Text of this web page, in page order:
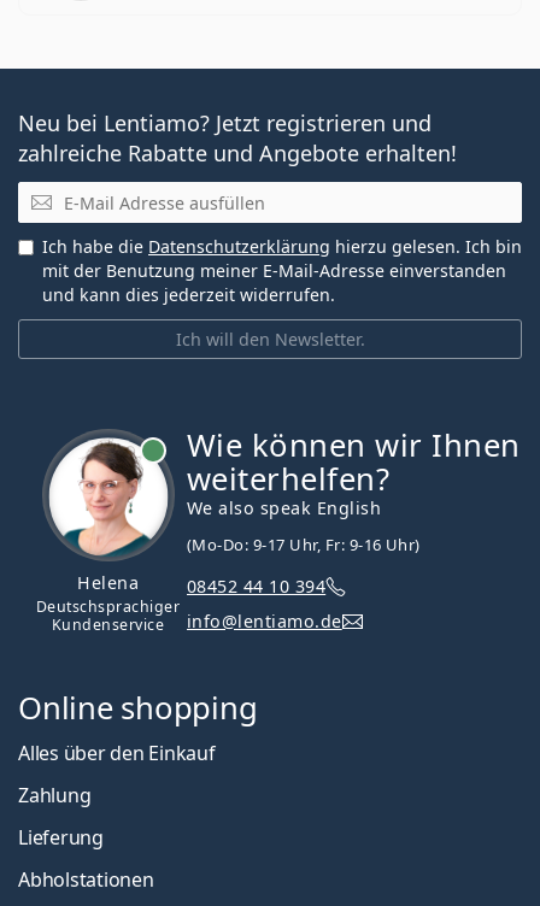
Neu bei Lentiamo? Jetzt registrieren und
zahlreiche Rabatte und Angebote erhalten!
E-Mail
Ich will den Newsletter.
Ich habe die Datenschutzerklärung hierzu gelesen. Ich bin
mit der Benutzung meiner E-Mail-Adresse einverstanden
und kann dies jederzeit widerrufen.
Helena
Deutschsprachiger
Kundenservice
Wie können wir Ihnen
weiterhelfen?
We also speak English
(Mo-Do: 9-17 Uhr, Fr: 9-16 Uhr)
08452 44 10 394
info@lentiamo.de
Online shopping
Alles über den Einkauf
Zahlung
Lieferung
Abholstationen